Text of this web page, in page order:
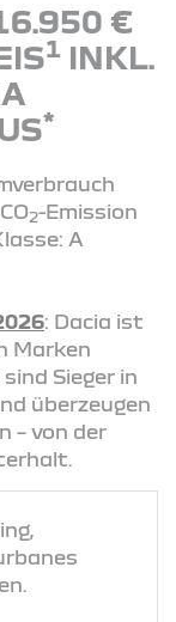
€
1INKL.
*
2-Emission
A
: Dacia ist
Marken
Sieger in
überzeugen
– von der